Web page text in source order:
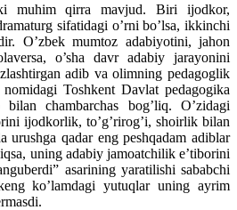
muhim qirra mavjud. Biri ijodkor,
sifatidagi o’rni bo’lsa, ikkinchi
O’zbek mumtoz adabiyotini, jahon
o’sha davr adabiy jarayonini
adib va olimning pedagoglik
Toshkent Davlat pedagogika
chambarchas bog’liq. O’zidagi
ijodkorlik, to’g’rirog’i, shoirlik bilan
urushga qadar eng peshqadam adiblar
uning adabiy jamoatchilik e’tiborini
asarining yaratilishi sababchi
ko’lamdagi yutuqlar uning ayrim